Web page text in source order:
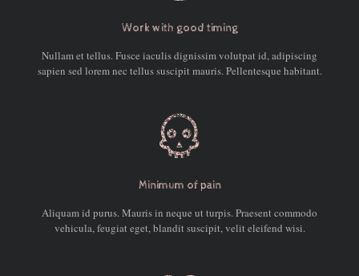
Work with good timing
Nullam et tellus. Fusce iaculis dignissim volutpat id, adipiscing
sapien sed lorem nec tellus suscipit mauris. Pellentesque habitant.
Minimum of pain
Aliquam id purus. Mauris in neque ut turpis. Praesent commodo
vehicula, feugiat eget, blandit suscipit, velit eleifend wisi.